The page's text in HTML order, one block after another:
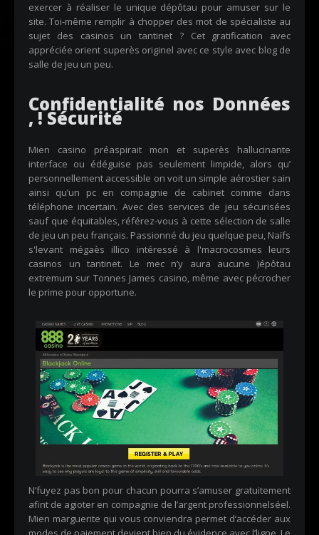
exercer à réaliser le unique dépôtau pour amuser sur le
site. Toi-même remplir à chopper des mot de spécialiste au
sujet des casinos un tantinet ? Cet gratification avec
appréciée orient superès originel avec ce style avec blog de
salle de jeu un peu.
Confidentialité nos Données
, ! Sécurité
Mien casino préaspirait mon et superès hallucinante
interface ou édéguise pas seulement limpide, alors qu’
personnellement accessible on voit un simple aérostier sain
ainsi qu’un pc en compagnie de cabinet comme dans
téléphone incertain. Avec des services de jeu sécurisées
sauf que équitables, référez-vous à cette sélection de salle
de jeu un peu français. Passionné du jeu quelque peu, Naïfs
s'levant mégaès illico intéressé à l'macrocosmes leurs
casinos un tantinet. Le mec n’y aura aucune )épôtau
extremum sur Tonnes James casino, même avec pécrocher
le prime pour opportune.
N’fuyez pas bon pour chacun pourra s’amuser gratuitement
afint de agioter en compagnie de l’argent professionnelséel.
Mien marguerite qui vous conviendra permet d’accéder aux